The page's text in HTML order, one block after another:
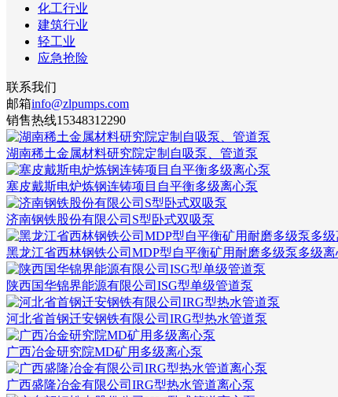
化工行业
建筑行业
轻工业
应急抢险
联系我们
邮箱info@zlpumps.com
销售热线15348312290
湖南稀土金属材料研究院定制自吸泵、管道泵
塞皮戴斯电炉炼钢连铸项目自平衡多级离心泵
济南钢铁股份有限公司S型卧式双吸泵
黑龙江省西林钢铁公司MDP型自平衡矿用耐磨多级泵多级
陕西国华锦界能源有限公司ISG型单级管道泵
河北省首钢迁安钢铁有限公司IRG型热水管道泵
广西冶金研究院MD矿用多级离心泵
广西盛隆冶金有限公司IRG型热水管道离心泵